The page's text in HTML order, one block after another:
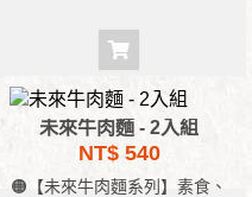
未來牛肉麵 - 2入組
NT$ 540
🟠【未來牛肉麵系列】素食、